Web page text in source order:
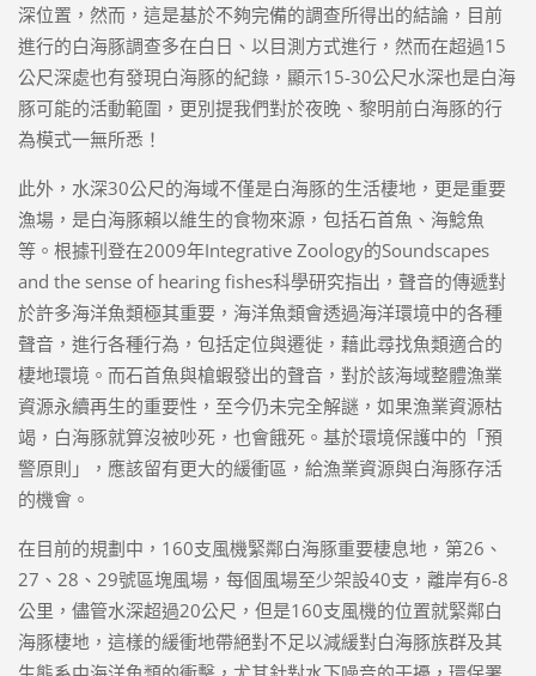
深位置，然而，這是基於不夠完備的調查所得出的結論，目前
進行的白海豚調查多在白日、以目測方式進行，然而在超過15
公尺深處也有發現白海豚的紀錄，顯示15-30公尺水深也是白海
豚可能的活動範圍，更別提我們對於夜晚、黎明前白海豚的行
為模式一無所悉！
此外，水深30公尺的海域不僅是白海豚的生活棲地，更是重要
漁場，是白海豚賴以維生的食物來源，包括石首魚、海鯰魚
等。根據刊登在2009年Integrative Zoology的Soundscapes
and the sense of hearing fishes科學研究指出，聲音的傳遞對
於許多海洋魚類極其重要，海洋魚類會透過海洋環境中的各種
聲音，進行各種行為，包括定位與遷徙，藉此尋找魚類適合的
棲地環境。而石首魚與槍蝦發出的聲音，對於該海域整體漁業
資源永續再生的重要性，至今仍未完全解謎，如果漁業資源枯
竭，白海豚就算沒被吵死，也會餓死。基於環境保護中的「預
警原則」，應該留有更大的緩衝區，給漁業資源與白海豚存活
的機會。
在目前的規劃中，160支風機緊鄰白海豚重要棲息地，第26、
27、28、29號區塊風場，每個風場至少架設40支，離岸有6-8
公里，儘管水深超過20公尺，但是160支風機的位置就緊鄰白
海豚棲地，這樣的緩衝地帶絕對不足以減緩對白海豚族群及其